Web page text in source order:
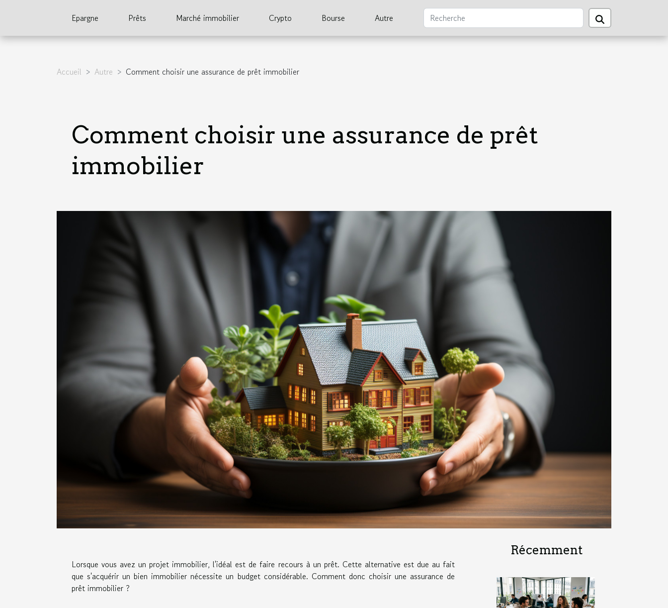
Epargne Prêts Marché immobilier Crypto Bourse Autre
Accueil Autre Comment choisir une assurance de prêt immobilier
Comment choisir une assurance de prêt
immobilier
Lorsque vous avez un projet immobilier, l'idéal est de faire recours à un prêt. Cette alternative est due au fait
que s'acquérir un bien immobilier nécessite un budget considérable. Comment donc choisir une assurance de
prêt immobilier ?
Récemment